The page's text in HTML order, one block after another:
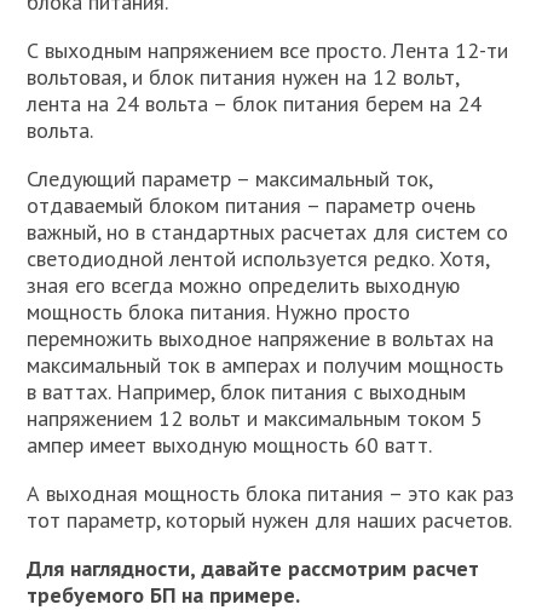
С выходным напряжением все просто. Лента 12-ти
вольтовая, и блок питания нужен на 12 вольт,
лента на 24 вольта – блок питания берем на 24
вольта.
Следующий параметр – максимальный ток,
отдаваемый блоком питания – параметр очень
важный, но в стандартных расчетах для систем со
светодиодной лентой используется редко. Хотя,
зная его всегда можно определить выходную
мощность блока питания. Нужно просто
перемножить выходное напряжение в вольтах на
максимальный ток в амперах и получим мощность
в ваттах. Например, блок питания с выходным
напряжением 12 вольт и максимальным током 5
ампер имеет выходную мощность 60 ватт.
А выходная мощность блока питания – это как раз
тот параметр, который нужен для наших расчетов.
Для наглядности, давайте рассмотрим расчет
требуемого БП на примере.